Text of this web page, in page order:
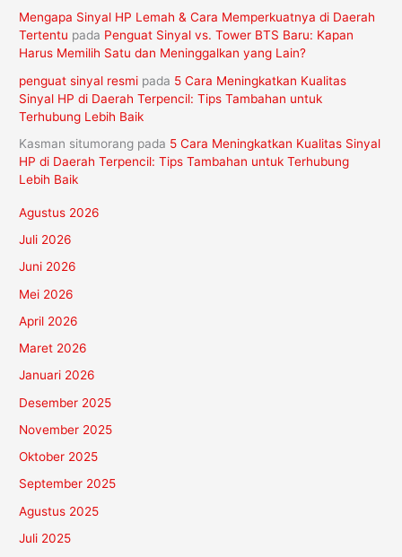
Mengapa Sinyal HP Lemah & Cara Memperkuatnya di Daerah
Tertentu pada Penguat Sinyal vs. Tower BTS Baru: Kapan
Harus Memilih Satu dan Meninggalkan yang Lain?
penguat sinyal resmi pada 5 Cara Meningkatkan Kualitas
Sinyal HP di Daerah Terpencil: Tips Tambahan untuk
Terhubung Lebih Baik
Kasman situmorang pada 5 Cara Meningkatkan Kualitas Sinyal
HP di Daerah Terpencil: Tips Tambahan untuk Terhubung
Lebih Baik
Agustus 2026
Juli 2026
Juni 2026
Mei 2026
April 2026
Maret 2026
Januari 2026
Desember 2025
November 2025
Oktober 2025
September 2025
Agustus 2025
Juli 2025